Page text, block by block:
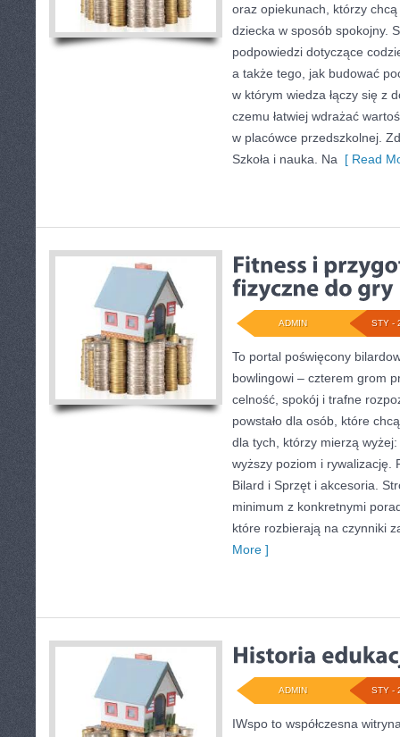
oraz opiekunach, którzy
dziecka w sposób spokojny.
podpowiedzi dotyczące
a także tego, jak budować
w którym wiedza łączy się z
czemu łatwiej wdrażać
w placówce przedszkolnej.
Szkoła i nauka. Na [ Read
STY -
ADMIN
To portal poświęcony
bowlingowi – czterem grom
celność, spokój i trafne
powstało dla osób, które
dla tych, którzy mierzą
wyższy poziom i rywalizację.
Bilard i Sprzęt i akcesoria.
minimum z konkretnymi
które rozbierają na czynniki
More ]
STY -
ADMIN
IWspo to współczesna